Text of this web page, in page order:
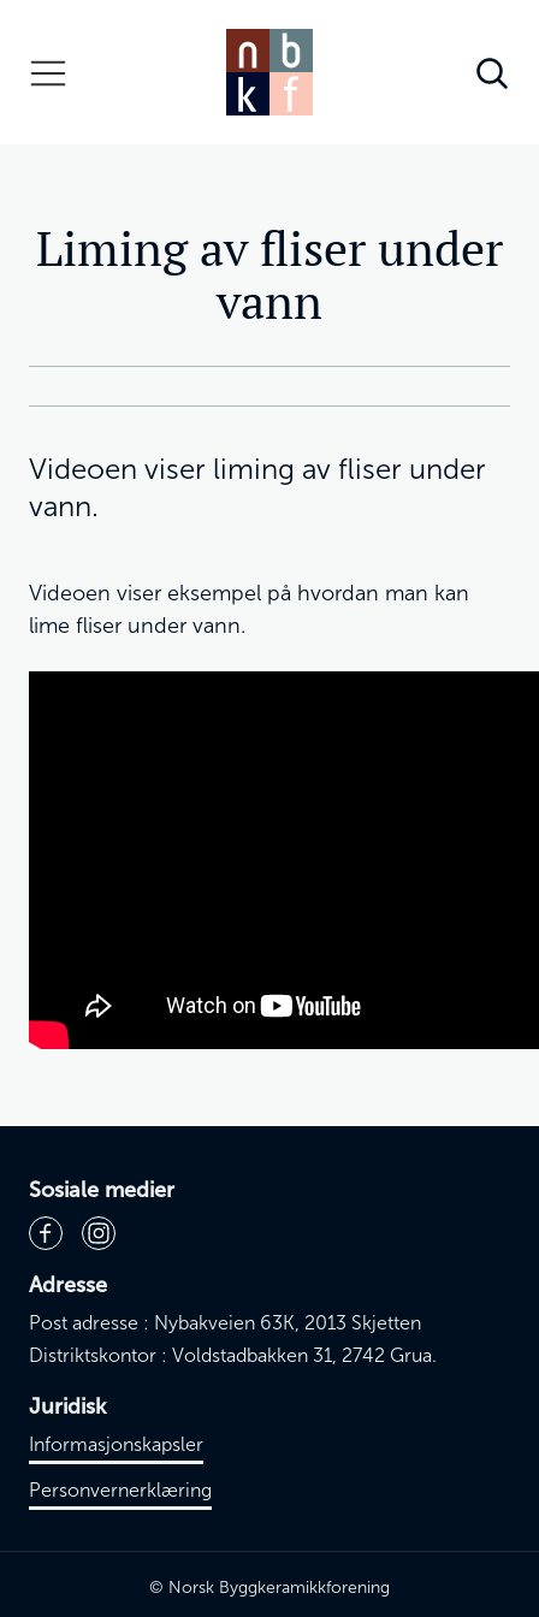
Liming av fliser under
vann
Videoen viser liming av fliser under
vann.
Videoen viser eksempel på hvordan man kan
lime fliser under vann.
Sosiale medier
Adresse
Post adresse : Nybakveien 63K, 2013 Skjetten
Distriktskontor : Voldstadbakken 31, 2742 Grua.
Juridisk
Informasjonskapsler
Personvernerklæring
© Norsk Byggkeramikkforening